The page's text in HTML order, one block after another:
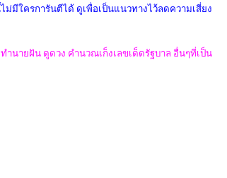
มีใครการันตีได้ ดูเพื่อเป็นแนวทางไว้ลดความเสี่ยง
ำนายฝัน ดูดวง คำนวณเก็งเลขเด็ดรัฐบาล อื่นๆที่เป็น